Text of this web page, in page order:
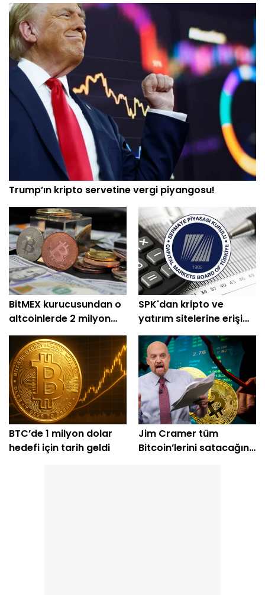
Trump’ın kripto servetine vergi piyangosu!
BitMEX kurucusundan o
altcoinlerde 2 milyon
dolarlık alım
SPK'dan kripto ve
yatırım sitelerine erişim
engeli
BTC’de 1 milyon dolar
hedefi için tarih geldi
Jim Cramer tüm
Bitcoin’lerini satacağını